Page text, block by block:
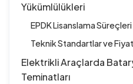
Yükümlülükleri
EPDK Lisanslama Süreçleri
Teknik Standartlar ve
Elektrikli Araçlarda
Teminatları